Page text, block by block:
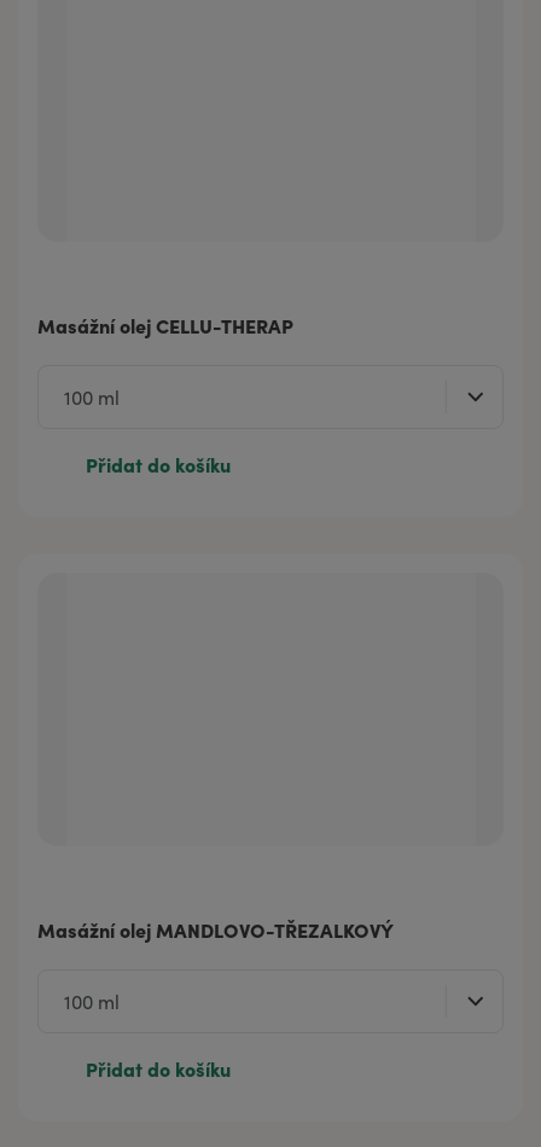
Masážní olej CELLU-THERAP
Přidat do košíku
Masážní olej MANDLOVO-TŘEZALKOVÝ
Přidat do košíku